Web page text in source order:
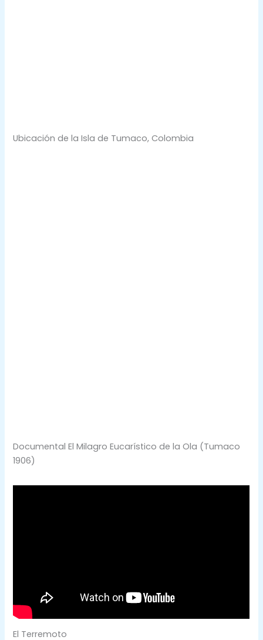
Ubicación de la Isla de Tumaco, Colombia
Documental El Milagro Eucarístico de la Ola (Tumaco
1906)
El Terremoto